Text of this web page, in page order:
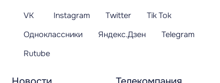
VK Instagram Twitter
Tik Tok
Одноклассники
Яндекс.Дзен
Telegram
Rutube